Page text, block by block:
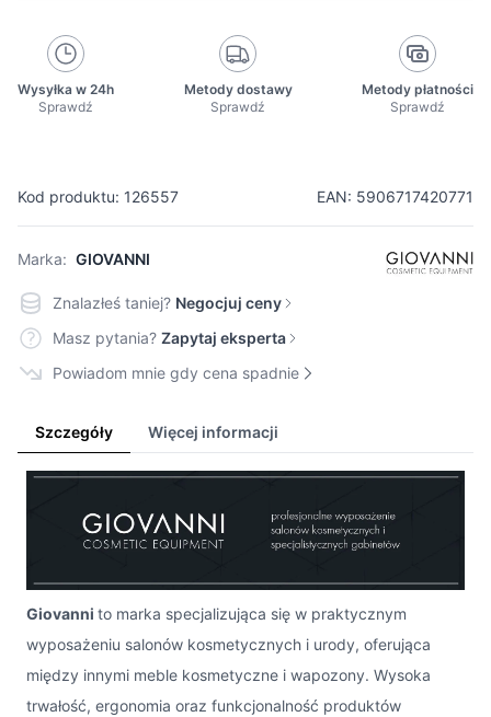
Kod produktu: 126557 EAN: 5906717420771
Marka: GIOVANNI
Wysyłka w 24h
Sprawdź
Metody dostawy
Sprawdź
Metody płatności
Sprawdź
Znalazłeś taniej? Negocjuj ceny
Masz pytania? Zapytaj eksperta
Powiadom mnie gdy cena spadnie
Szczegóły Więcej informacji
Giovanni to marka specjalizująca się w praktycznym
wyposażeniu salonów kosmetycznych i urody, oferująca
między innymi meble kosmetyczne i wapozony. Wysoka
trwałość, ergonomia oraz funkcjonalność produktów